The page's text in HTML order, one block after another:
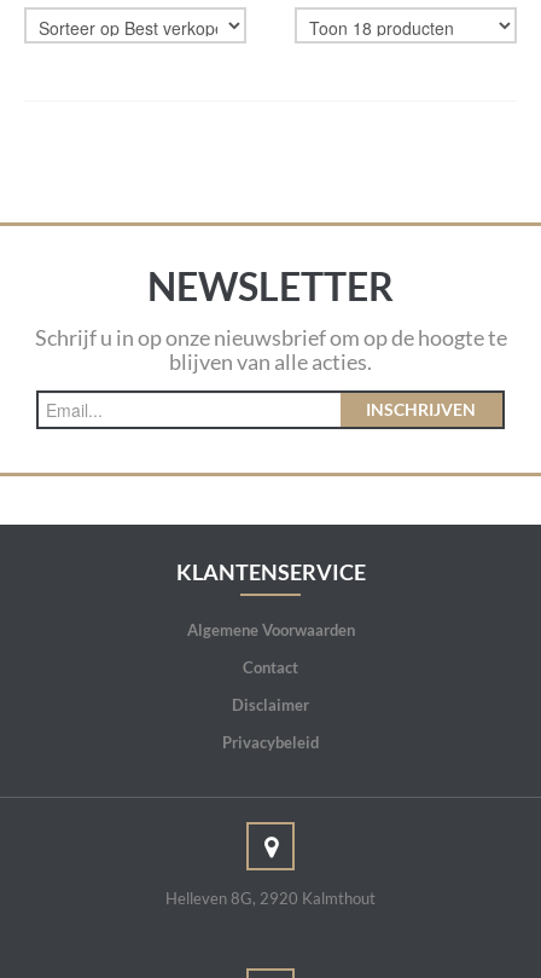
NEWSLETTER
Schrijf u in op onze nieuwsbrief om op de hoogte te
blijven van alle acties.
INSCHRIJVEN
KLANTENSERVICE
Algemene Voorwaarden
Contact
Disclaimer
Privacybeleid
Helleven 8G, 2920 Kalmthout